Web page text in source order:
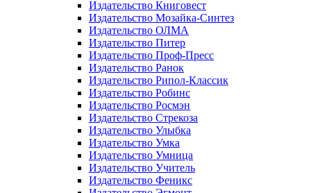
Издательство Книговест
Издательство Мозайка-Синтез
Издательство ОЛМА
Издательство Питер
Издательство Проф-Пресс
Издательство Ранок
Издательство Рипол-Классик
Издательство Робинс
Издательство Росмэн
Издательство Стрекоза
Издательство Улыбка
Издательство Умка
Издательство Умница
Издательство Учитель
Издательство Феникс